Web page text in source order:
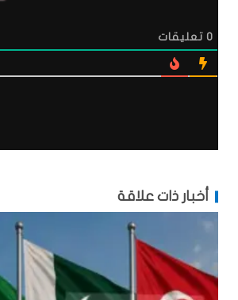
0 تعليقات
أخبار ذات علاقة